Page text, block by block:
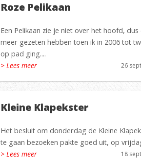
Roze Pelikaan
Een Pelikaan zie je niet over het hoofd,
meer gezeten hebben toen ik in 2006 tot
op pad ging....
> Lees meer
26
Kleine Klapekster
Het besluit om donderdag de Kleine
te gaan bezoeken pakte goed uit, op
> Lees meer
18